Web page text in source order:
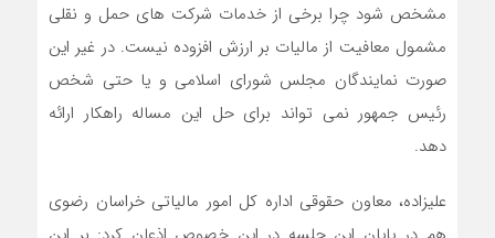
مشخص شود چرا برخی از خدمات شرکت های حمل و نقلی
مشمول معافیت از مالیات بر ارزش افزوده نیست. در غیر این
صورت نمایندگان مجلس شورای اسلامی و یا حتی شخص
رئیس جمهور نمی تواند برای حل این مساله راهکار ارائه
دهد.
علیزاده، معاون حقوقی اداره کل امور مالیاتی خراسان رضوی